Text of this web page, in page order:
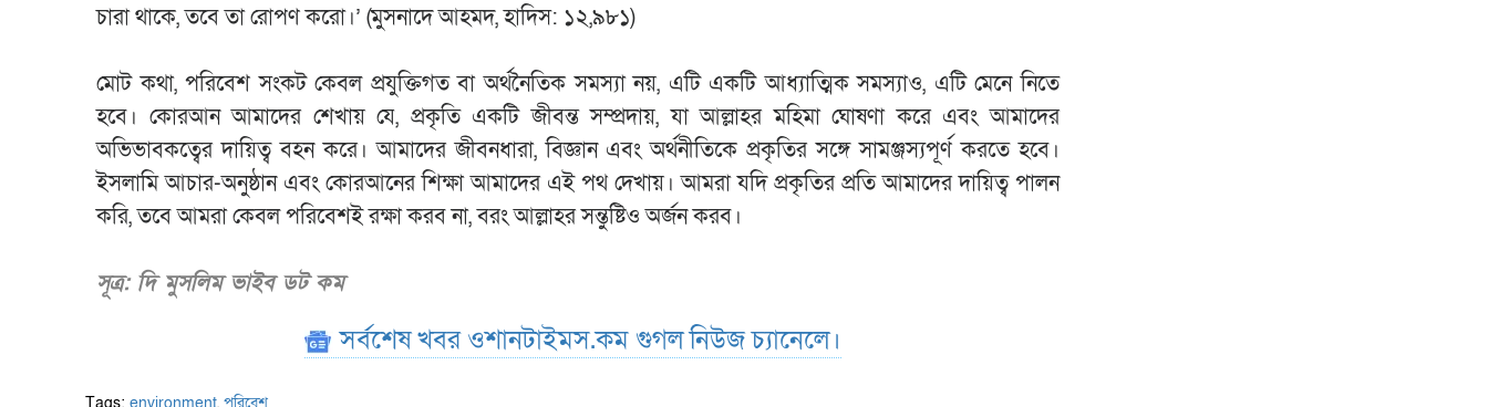
চারা থাকে, তবে তা রোপণ করো।’ (মুসনাদে আহমদ, হাদিস: ১২,৯৮১)
মোট কথা, পরিবেশ সংকট কেবল প্রযুক্তিগত বা অর্থনৈতিক সমস্যা নয়, এটি একটি আধ্যাত্মিক সমস্যাও, এটি মেনে নিতে
হবে। কোরআন আমাদের শেখায় যে, প্রকৃতি একটি জীবন্ত সম্প্রদায়, যা আল্লাহর মহিমা ঘোষণা করে এবং আমাদের
অভিভাবকত্বের দায়িত্ব বহন করে। আমাদের জীবনধারা, বিজ্ঞান এবং অর্থনীতিকে প্রকৃতির সঙ্গে সামঞ্জস্যপূর্ণ করতে হবে।
ইসলামি আচার-অনুষ্ঠান এবং কোরআনের শিক্ষা আমাদের এই পথ দেখায়। আমরা যদি প্রকৃতির প্রতি আমাদের দায়িত্ব পালন
করি, তবে আমরা কেবল পরিবেশই রক্ষা করব না, বরং আল্লাহর সন্তুষ্টিও অর্জন করব।
সূত্র: দি মুসলিম ভাইব ডট কম
সর্বশেষ খবর ওশানটাইমস.কম গুগল নিউজ চ্যানেলে।
Tags:environment,পরিবেশ